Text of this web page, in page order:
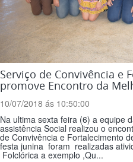
Serviço de Convivência e
promove Encontro da
10/07/2018 ás 10:50:00
Na ultima sexta feira (6) a equipe
assistência Social realizou o
de Convivência e Fortalecimento
festa junina foram realizadas
Folclórica a exemplo ,Qu...